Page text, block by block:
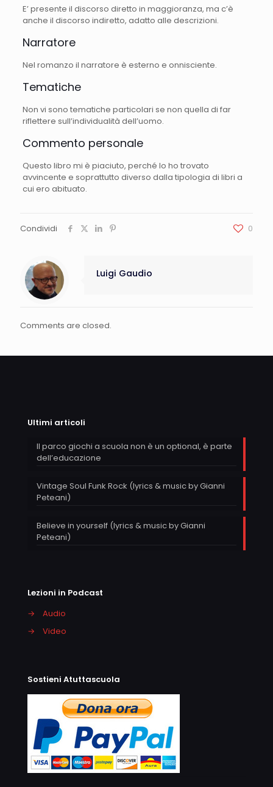
E’ presente il discorso diretto in maggioranza, ma c’è
anche il discorso indiretto, adatto alle descrizioni.
Narratore
Nel romanzo il narratore è esterno e onnisciente.
Tematiche
Non vi sono tematiche particolari se non quella di far
riflettere sull’individualità dell’uomo.
Commento personale
Questo libro mi è piaciuto, perché lo ho trovato
avvincente e soprattutto diverso dalla tipologia di libri a
cui ero abituato.
Condividi 0
Luigi Gaudio
Comments are closed.
Ultimi articoli
Il parco giochi a scuola non è un optional, è parte
dell’educazione
Vintage Soul Funk Rock (lyrics & music by Gianni
Peteani)
Believe in yourself (lyrics & music by Gianni
Peteani)
Lezioni in Podcast
→
Audio
→
Video
Sostieni Atuttascuola